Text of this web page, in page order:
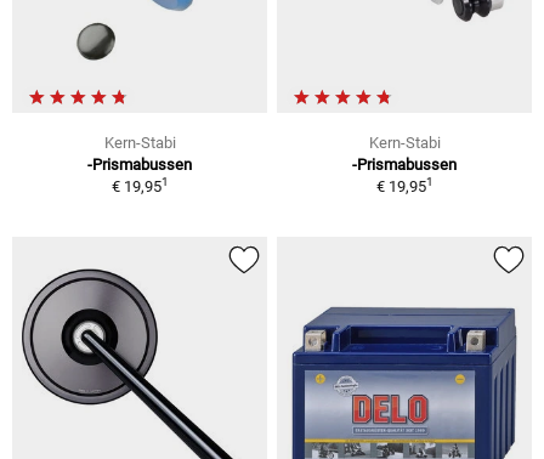
Kern-Stabi
-Prismabussen
€ 19,951
Kern-Stabi
-Prismabussen
€ 19,951